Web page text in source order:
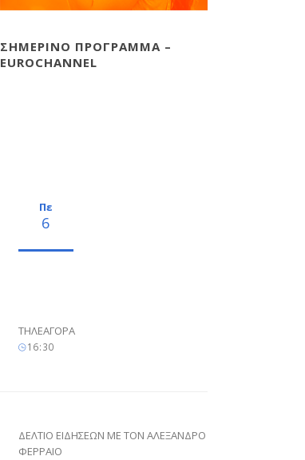
ΣΗΜΕΡΙΝΟ ΠΡΟΓΡΑΜΜΑ –
EUROCHANNEL
Πε
6
ΤΗΛΕΑΓΟΡΑ
16 30
ΔΕΛΤΙΟ ΕΙΔΗΣΕΩΝ ΜΕ ΤΟΝ ΑΛΕΞΑΝΔΡΟ
ΦΕΡΡΑΙΟ